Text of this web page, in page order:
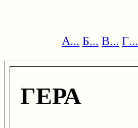
А... Б... В... Г...
ГЕРА